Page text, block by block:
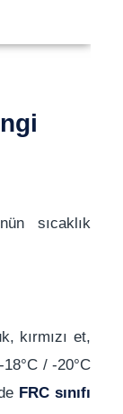
sıcaklık
kırmızı et,
/ -20°C
FRC sınıfı